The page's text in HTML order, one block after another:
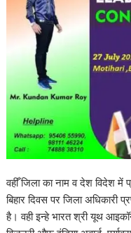
वहीँ जिला का नाम व देश विदेश में
बिहार दिवस पर जिला अधिकारी
है। वही इन्हे भारत श्री यूथ